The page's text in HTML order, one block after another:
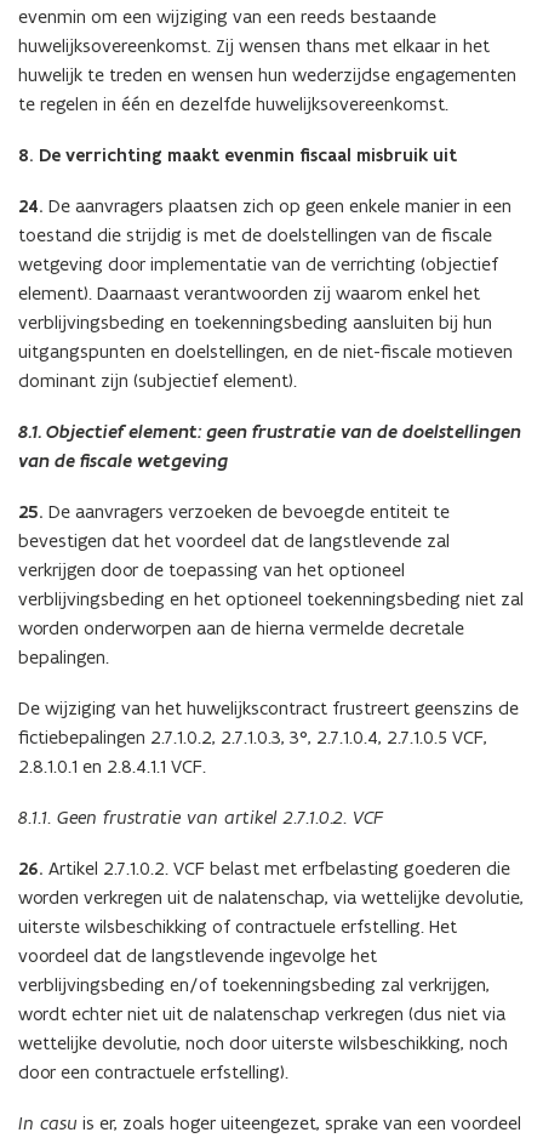
evenmin om een wijziging van een reeds bestaande
huwelijksovereenkomst. Zij wensen thans met elkaar in het
huwelijk te treden en wensen hun wederzijdse engagementen
te regelen in één en dezelfde huwelijksovereenkomst.
8. De verrichting maakt evenmin fiscaal misbruik uit
24. De aanvragers plaatsen zich op geen enkele manier in een
toestand die strijdig is met de doelstellingen van de fiscale
wetgeving door implementatie van de verrichting (objectief
element). Daarnaast verantwoorden zij waarom enkel het
verblijvingsbeding en toekenningsbeding aansluiten bij hun
uitgangspunten en doelstellingen, en de niet-fiscale motieven
dominant zijn (subjectief element).
8.1. Objectief element: geen frustratie van de doelstellingen
van de fiscale wetgeving
25. De aanvragers verzoeken de bevoegde entiteit te
bevestigen dat het voordeel dat de langstlevende zal
verkrijgen door de toepassing van het optioneel
verblijvingsbeding en het optioneel toekenningsbeding niet zal
worden onderworpen aan de hierna vermelde decretale
bepalingen.
De wijziging van het huwelijkscontract frustreert geenszins de
fictiebepalingen 2.7.1.0.2, 2.7.1.0.3, 3°, 2.7.1.0.4, 2.7.1.0.5 VCF,
2.8.1.0.1 en 2.8.4.1.1 VCF.
8.1.1. Geen frustratie van artikel 2.7.1.0.2. VCF
26. Artikel 2.7.1.0.2. VCF belast met erfbelasting goederen die
worden verkregen uit de nalatenschap, via wettelijke devolutie,
uiterste wilsbeschikking of contractuele erfstelling. Het
voordeel dat de langstlevende ingevolge het
verblijvingsbeding en/of toekenningsbeding zal verkrijgen,
wordt echter niet uit de nalatenschap verkregen (dus niet via
wettelijke devolutie, noch door uiterste wilsbeschikking, noch
door een contractuele erfstelling).
In casu is er, zoals hoger uiteengezet, sprake van een voordeel